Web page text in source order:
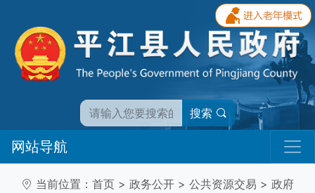
搜索
网站导航
当前位置： 首页 > 政务公开 > 公共资源交易 > 政府